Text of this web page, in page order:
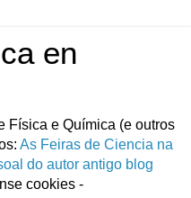
en
Fí­sica e Quí­mica (e outros
As Feiras de Ciencia na
do autor antigo blog
cookies -